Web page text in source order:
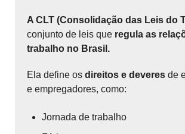
A CLT (Consolidação das Leis do
conjunto de leis que regula as
trabalho no Brasil.
Ela define os direitos e deveres de
e empregadores, como:
Jornada de trabalho